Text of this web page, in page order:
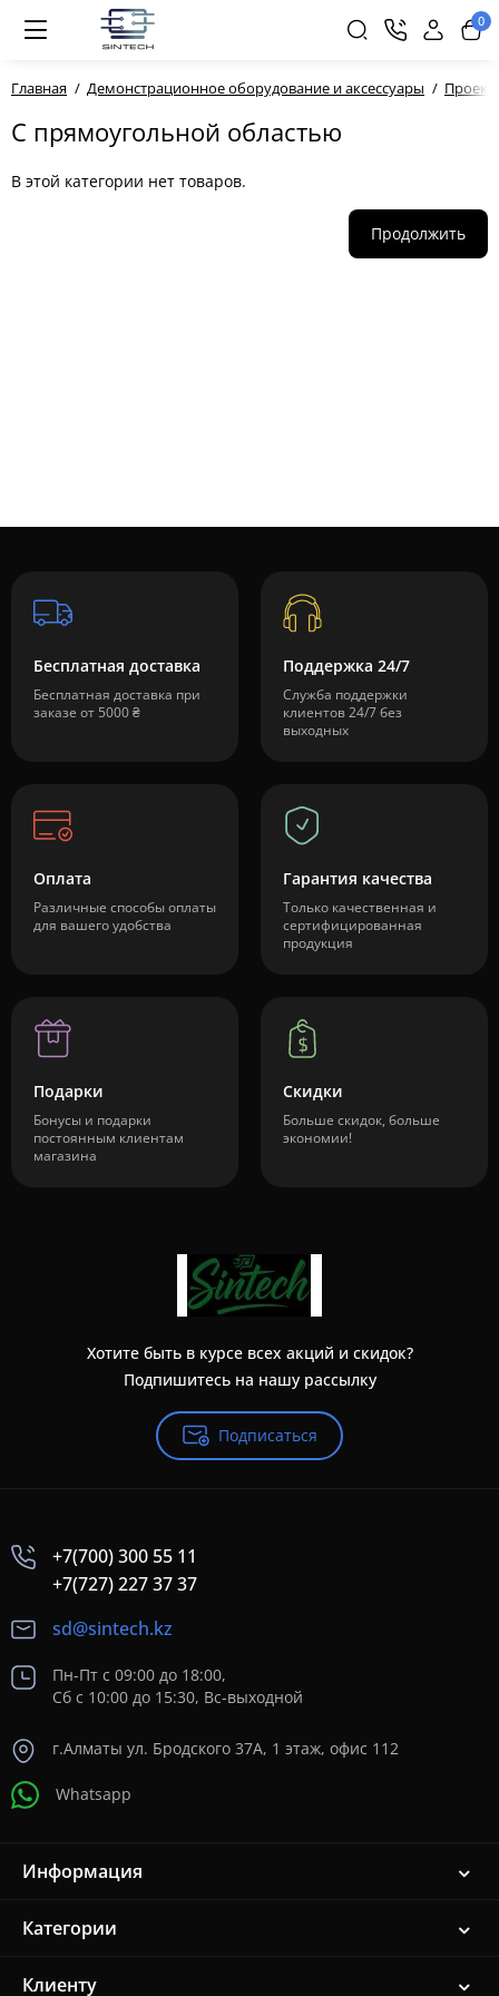
0
Главная Демонстрационное оборудование и аксессуары
С прямоугольной областью
В этой категории нет товаров.
Продолжить
Бесплатная доставка
Бесплатная доставка при
заказе от 5000 ₴
Поддержка 24/7
Служба поддержки
клиентов 24/7 без
выходных
Оплата
Различные способы оплаты
для вашего удобства
Гарантия качества
Только качественная и
сертифицированная
продукция
Подарки
Бонусы и подарки
постоянным клиентам
магазина
Скидки
Больше скидок, больше
экономии!
Хотите быть в курсе всех акций и скидок?
Подпишитесь на нашу рассылку
Подписаться
+7(700) 300 55 11
+7(727) 227 37 37
sd@sintech.kz
Пн-Пт с 09:00 до 18:00,
Сб с 10:00 до 15:30, Вс-выходной
г.Алматы ул. Бродского 37A, 1 этаж, офис 112
Whatsapp
Информация
Категории
Клиенту